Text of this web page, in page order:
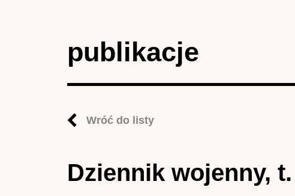
publikacje
Wróć do listy
Dziennik wojenny,